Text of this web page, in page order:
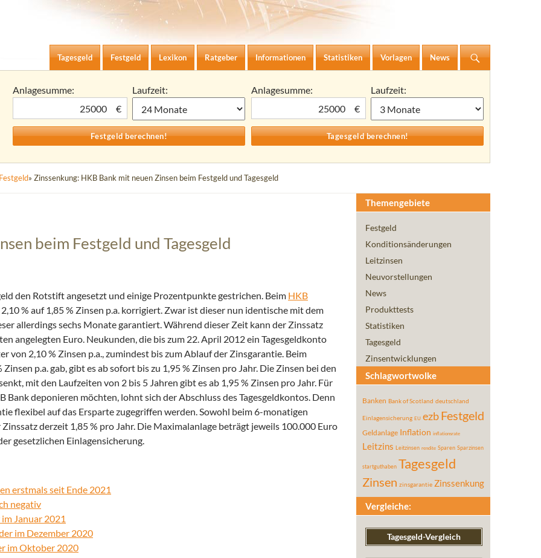
Zinsen berechnen
Zum Inhalt springen
Tagesgeld
Festgeld Lexikon Ratgeber Informationen Statistiken Vorlagen News
Anlagesumme:
€
Laufzeit:
Anlagesumme:
€
Laufzeit:
Festgeld» Zinssenkung: HKB Bank mit neuen Zinsen beim Festgeld und Tagesgeld
beim Festgeld und Tagesgeld
den Rotstift angesetzt und einige Prozentpunkte gestrichen. Beim HKB
% auf 1,85 % Zinsen p.a. korrigiert. Zwar ist dieser nun identische mit dem
allerdings sechs Monate garantiert. Während dieser Zeit kann der Zinssatz
angelegten Euro. Neukunden, die bis zum 22. April 2012 ein Tagesgeldkonto
von 2,10 % Zinsen p.a., zumindest bis zum Ablauf der Zinsgarantie. Beim
p.a. gab, gibt es ab sofort bis zu 1,95 % Zinsen pro Jahr. Die Zinsen bei den
mit den Laufzeiten von 2 bis 5 Jahren gibt es ab 1,95 % Zinsen pro Jahr. Für
deponieren möchten, lohnt sich der Abschluss des Tagesgeldkontos. Denn
flexibel auf das Ersparte zugegriffen werden. Sowohl beim 6-monatigen
derzeit 1,85 % pro Jahr. Die Maximalanlage beträgt jeweils 100.000 Euro
gesetzlichen Einlagensicherung.
erstmals seit Ende 2021
negativ
Januar 2021
im Dezember 2020
im Oktober 2020
Themengebiete
Festgeld
Konditionsänderungen
Leitzinsen
Neuvorstellungen
News
Produkttests
Statistiken
Tagesgeld
Zinsentwicklungen
Schlagwortwolke
Banken Bank of Scotland deutschland
Einlagensicherung EU ezbFestgeld
Geldanlage Inflation inflationsrate
Leitzins Leitzinsen rendite Sparen Sparzinsen
startguthaben Tagesgeld
Zinsen zinsgarantie Zinssenkung
Vergleiche:
Tagesgeld-Vergleich